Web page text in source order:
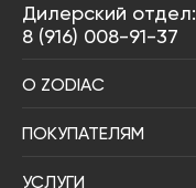
Дилерский отдел:
8 (916) 008-91-37
О ZODIAC
ПОКУПАТЕЛЯМ
УСЛУГИ